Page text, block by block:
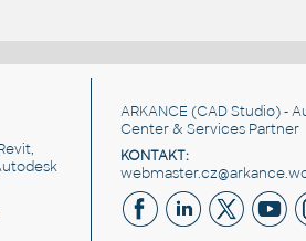
ARKANCE (CAD Studio) -
Center & Services Partner
KONTAKT: